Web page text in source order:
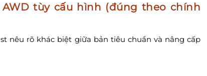
AWD tùy cấu hình (đúng theo chính
nêu rõ khác biệt giữa bản tiêu chuẩn và nâng cấp